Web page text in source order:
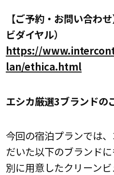
【ご予約・お問い合わ
ビダイヤル）
https://
lan/ethica.html
エシカ厳選3ブランドの
今回の宿泊プランでは
だいた以下のブランド
別に用意したクリーン